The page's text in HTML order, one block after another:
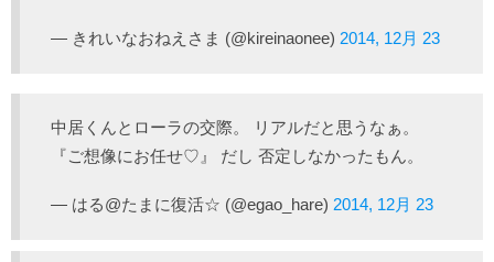
— きれいなおねえさま (@kireinaonee) 2014, 12月 23
中居くんとローラの交際。 リアルだと思うなぁ。
『ご想像にお任せ♡』 だし 否定しなかったもん。
— はる@たまに復活☆ (@egao_hare) 2014, 12月 23